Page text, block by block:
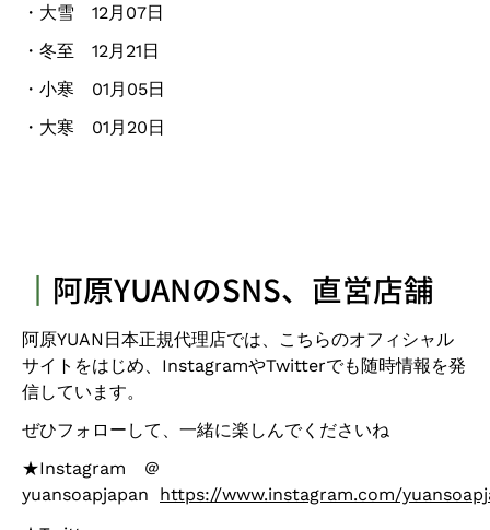
・大雪 12月07日
・冬至 12月21日
・小寒 01月05日
・大寒 01月20日
┃ 阿原YUANのSNS、直営店舗
阿原YUAN日本正規代理店では、こちらのオフィシャル
サイトをはじめ、 InstagramやTwitterでも随時情報を発
信しています。
ぜひフォローして、一緒に楽しんでくださいね
★Instagram ＠
yuansoapjapan
https://www.instagram.com/